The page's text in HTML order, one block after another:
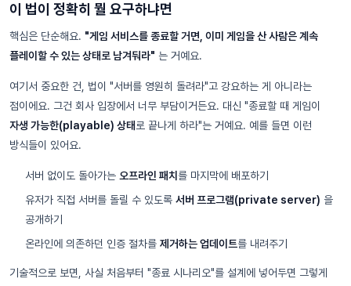
이 법이 정확히 뭘 요구하냐면
핵심은 단순해요. "게임 서비스를 종료할 거면, 이미 게임을 산 사람은 계속
플레이할 수 있는 상태로 남겨둬라" 는 거예요.
여기서 중요한 건, 법이 "서버를 영원히 돌려라"고 강요하는 게 아니라는
점이에요. 그건 회사 입장에서 너무 부담이거든요. 대신 "종료할 때 게임이
자생 가능한(playable) 상태로 끝나게 하라"는 거예요. 예를 들면 이런
방식들이 있어요.
서버 없이도 돌아가는 오프라인 패치 를 마지막에 배포하기
유저가 직접 서버를 돌릴 수 있도록 서버 프로그램(private server) 을
공개하기
온라인에 의존하던 인증 절차를 제거하는 업데이트를 내려주기
기술적으로 보면, 사실 처음부터 "종료 시나리오"를 설계에 넣어두면 그렇게